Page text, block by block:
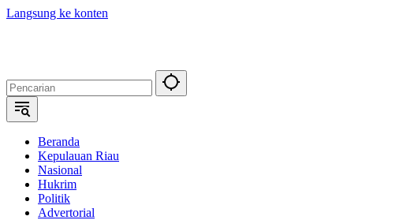
Langsung ke konten
Beranda
Kepulauan Riau
Nasional
Hukrim
Politik
Advertorial